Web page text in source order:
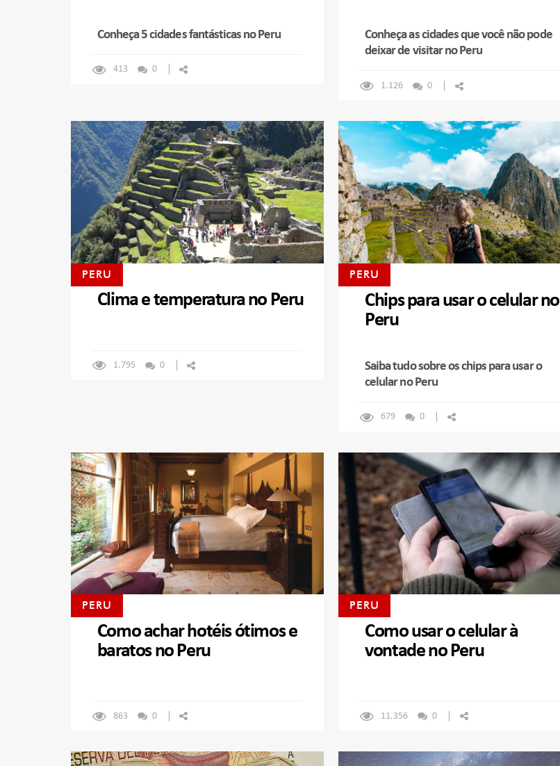
Conheça 5 cidades fantásticas no Peru
413 0
Conheça as cidades que você não pode
deixar de visitar no Peru
1.126 0
PERU
Clima e temperatura no Peru
1.795 0
PERU
Chips para usar o celular no
Peru
Saiba tudo sobre os chips para usar o
celular no Peru
679 0
PERU
Como achar hotéis ótimos e
baratos no Peru
863 0
PERU
Como usar o celular à
vontade no Peru
11.356 0